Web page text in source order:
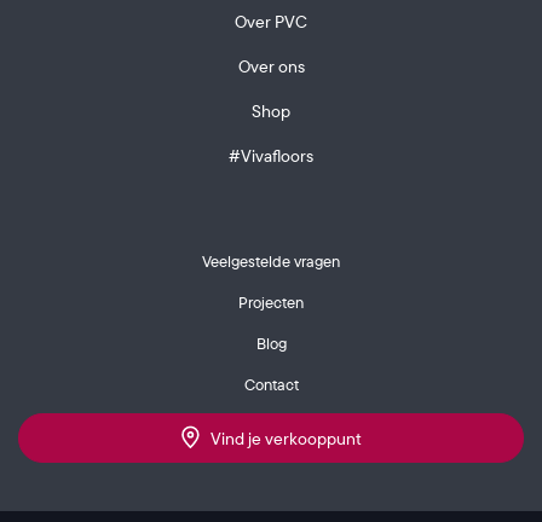
Over PVC
Over ons
Shop
#Vivafloors
Veelgestelde vragen
Projecten
Blog
Contact
Vind je verkooppunt